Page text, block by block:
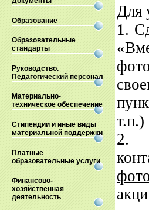
Образование
Образовательные
стандарты
Руководство.
Педагогический персонал
Материально-
техническое обеспечение
Стипендии и иные виды
материальной поддержки
Платные
образовательные услуги
Финансово-
хозяйственная
деятельность
Для
1.
т.п.)
2.